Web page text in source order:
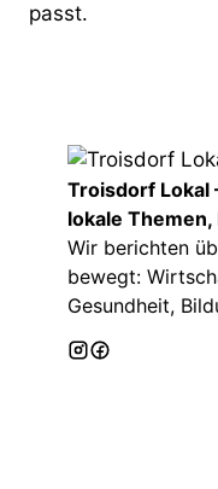
passt.
Troisdorf Lokal
lokale
Wir berichten
bewegt:
Gesundheit,